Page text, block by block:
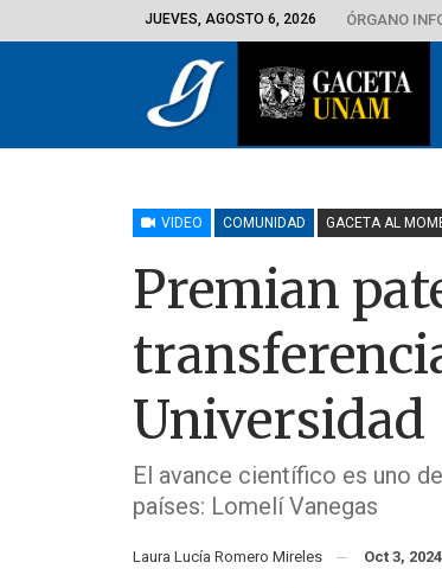
JUEVES, AGOSTO 6, 2026 ÓRGANO
VIDEO COMUNIDAD GACETA AL
Premian
Universidad
El avance científico es uno
países: Lomelí Vanegas
Laura Lucía Romero Mireles Oct 3, 2024